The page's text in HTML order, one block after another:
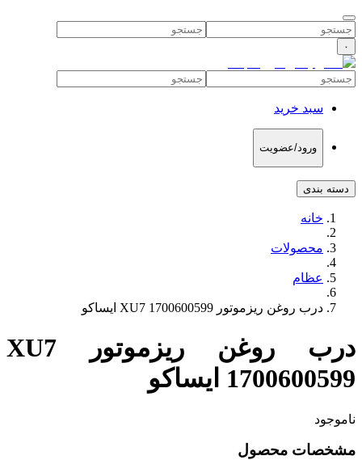
۰
سبد خرید
ورود/عضویت
دسته بندی
خانه
محصولات
عظام
درب روغن ریزموتور XU7 1700600599 ایساکو
درب روغن ریزموتور XU7
1700600599 ایساکو
ناموجود
مشخصات محصول